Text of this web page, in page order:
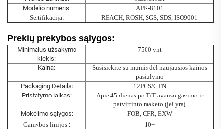
Modelio numeris:
APK-8101
Sertifikacija:
REACH, ROSH, SGS, SDS, ISO9001
Prekių prekybos sąlygos:
Minimalus užsakymo
kiekis:
7500 vnt
Kaina:
Susisiekite su mumis dėl naujausios kainos
pasiūlymo
Packaging Details:
12PCS/CTN
Pristatymo laikas:
Apie 45 dienas po T/T avanso gavimo ir
patvirtinto maketo (jei yra)
Mokėjimo sąlygos:
FOB, CFR, EXW
Gamybos linijos :
10+